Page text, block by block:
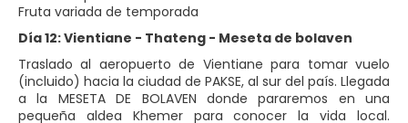
Fruta variada de temporada
Día 12: Vientiane - Thateng - Meseta de bolaven
Traslado al aeropuerto de Vientiane para tomar vuelo
(incluido) hacia la ciudad de PAKSE, al sur del país. Llegada
a la MESETA DE BOLAVEN donde pararemos en una
pequeña aldea Khemer para conocer la vida local.